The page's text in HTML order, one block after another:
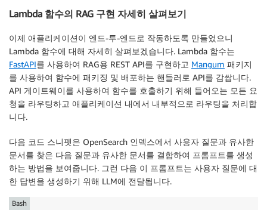
Lambda 함수의 RAG 구현 자세히 살펴보기
이제 애플리케이션이 엔드-투-엔드로 작동하도록 만들었으니
Lambda 함수에 대해 자세히 살펴보겠습니다. Lambda 함수는
FastAPI를 사용하여 RAG용 REST API를 구현하고 Mangum 패키지
를 사용하여 함수에 패키징 및 배포하는 핸들러로 API를 감쌉니다.
API 게이트웨이를 사용하여 함수를 호출하기 위해 들어오는 모든 요
청을 라우팅하고 애플리케이션 내에서 내부적으로 라우팅을 처리합
니다.
다음 코드 스니펫은 OpenSearch 인덱스에서 사용자 질문과 유사한
문서를 찾은 다음 질문과 유사한 문서를 결합하여 프롬프트를 생성
하는 방법을 보여줍니다. 그런 다음 이 프롬프트는 사용자 질문에 대
한 답변을 생성하기 위해 LLM에 전달됩니다.
Bash